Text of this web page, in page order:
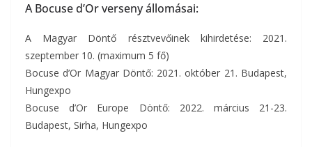
A Bocuse d’Or verseny állomásai:
A Magyar Döntő résztvevőinek kihirdetése: 2021.
szeptember 10. (maximum 5 fő)
Bocuse d’Or Magyar Döntő: 2021. október 21. Budapest,
Hungexpo
Bocuse d’Or Europe Döntő: 2022. március 21-23.
Budapest, Sirha, Hungexpo